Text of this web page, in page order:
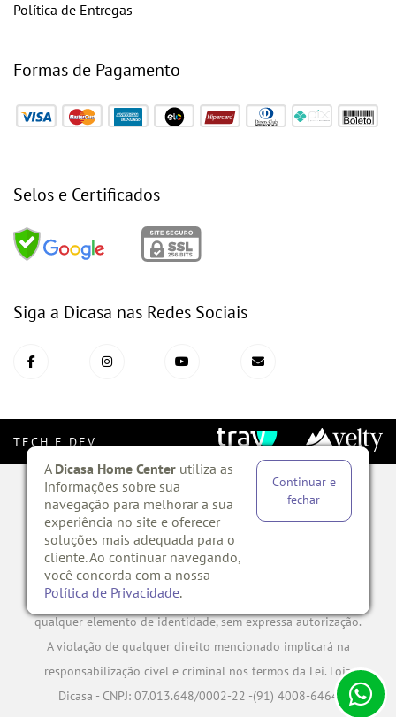
Política de Entregas
Formas de Pagamento
Selos e Certificados
Siga a Dicasa nas Redes Sociais
TECH E DEV
Copyright ©?2020 TODOS OS DIREITOS RESERVADOS. Todo o
conteúdo do site, todas as fotos, imagens, logotipos, marcas,
dizeres, som, software, conjunto imagem, layout, aqui
veiculados são de propriedade exclusiva da Dicasa HOME
CENTER. É vedada qualquer reprodução, total ou parcial, de
qualquer elemento de identidade, sem expressa autorização.
A violação de qualquer direito mencionado implicará na
responsabilização cível e criminal nos termos da Lei. Loja
Dicasa - CNPJ: 07.013.648/0002-22 -(91) 4008-6464
A Dicasa Home Center utiliza as
informações sobre sua
navegação para melhorar a sua
experiência no site e oferecer
soluções mais adequada para o
cliente. Ao continuar navegando,
você concorda com a nossa
Política de Privacidade.
Continuar e
fechar